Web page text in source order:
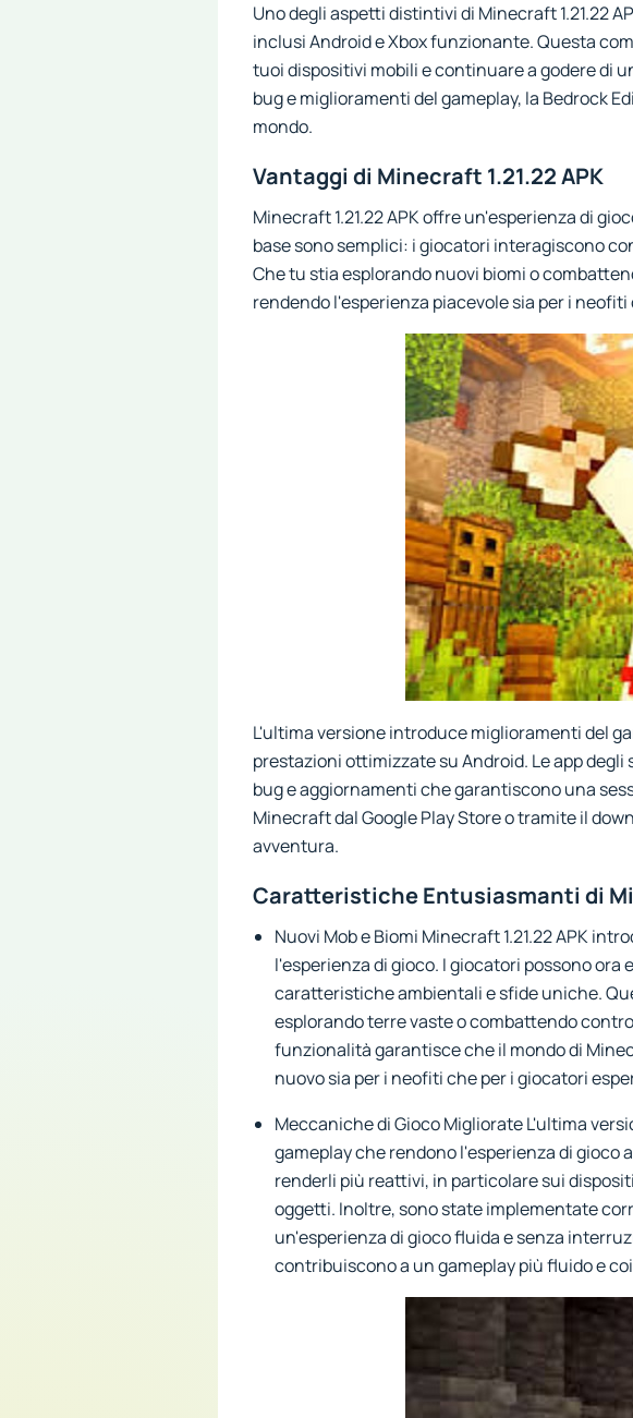
Uno degli aspetti distintivi di Minecraft 1.21.22
inclusi Android e Xbox funzionante. Questa
tuoi dispositivi mobili e continuare a godere di
bug e miglioramenti del gameplay, la Bedrock
mondo.
Vantaggi di Minecraft 1.21.22 APK
Minecraft 1.21.22 APK offre un'esperienza di
base sono semplici: i giocatori interagiscono
Che tu stia esplorando nuovi biomi o
rendendo l'esperienza piacevole sia per i
L'ultima versione introduce miglioramenti del
prestazioni ottimizzate su Android. Le app
bug e aggiornamenti che garantiscono una
Minecraft dal Google Play Store o tramite il
avventura.
Caratteristiche Entusiasmanti di
Nuovi Mob e Biomi Minecraft 1.21.22 APK
l'esperienza di gioco. I giocatori possono
caratteristiche ambientali e sfide uniche.
esplorando terre vaste o combattendo
funzionalità garantisce che il mondo di
nuovo sia per i neofiti che per i giocatori
Meccaniche di Gioco Migliorate L'ultima
gameplay che rendono l'esperienza di
renderli più reattivi, in particolare sui
oggetti. Inoltre, sono state implementate
un'esperienza di gioco fluida e senza
contribuiscono a un gameplay più fluido e